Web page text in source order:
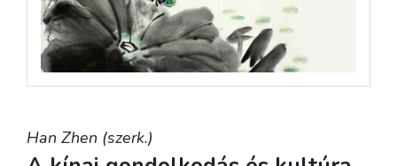
Han Zhen (szerk.)